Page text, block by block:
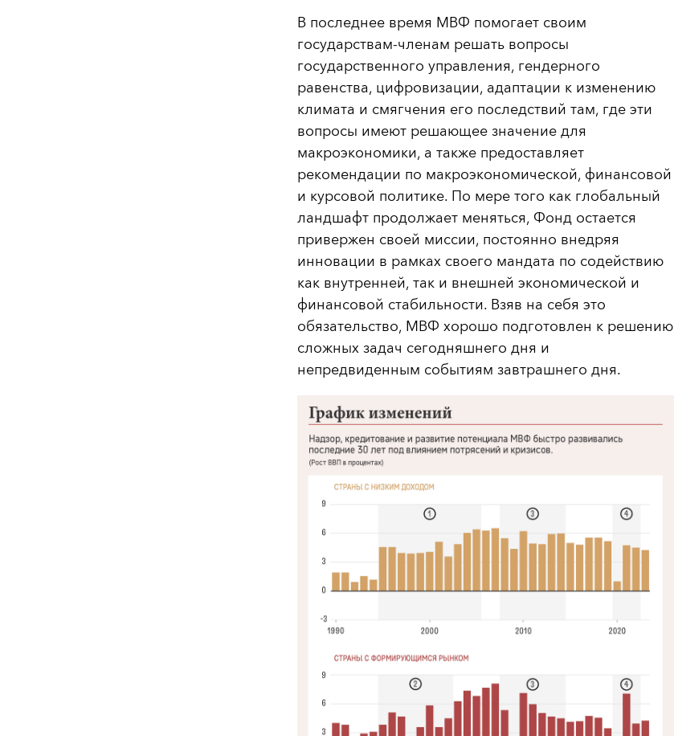
В последнее время МВФ помогает своим
государствам-членам решать вопросы
государственного управления, гендерного
равенства, цифровизации, адаптации к изменению
климата и смягчения его последствий там, где эти
вопросы имеют решающее значение для
макроэкономики, а также предоставляет
рекомендации по макроэкономической, финансовой
и курсовой политике. По мере того как глобальный
ландшафт продолжает меняться, Фонд остается
привержен своей миссии, постоянно внедряя
инновации в рамках своего мандата по содействию
как внутренней, так и внешней экономической и
финансовой стабильности. Взяв на себя это
обязательство, МВФ хорошо подготовлен к решению
сложных задач сегодняшнего дня и
непредвиденным событиям завтрашнего дня.